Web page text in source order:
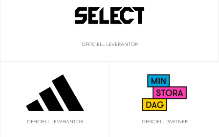
OFFICIELL LEVERANTÖR
OFFICIELL LEVERANTÖR OFFICIELL PARTNER